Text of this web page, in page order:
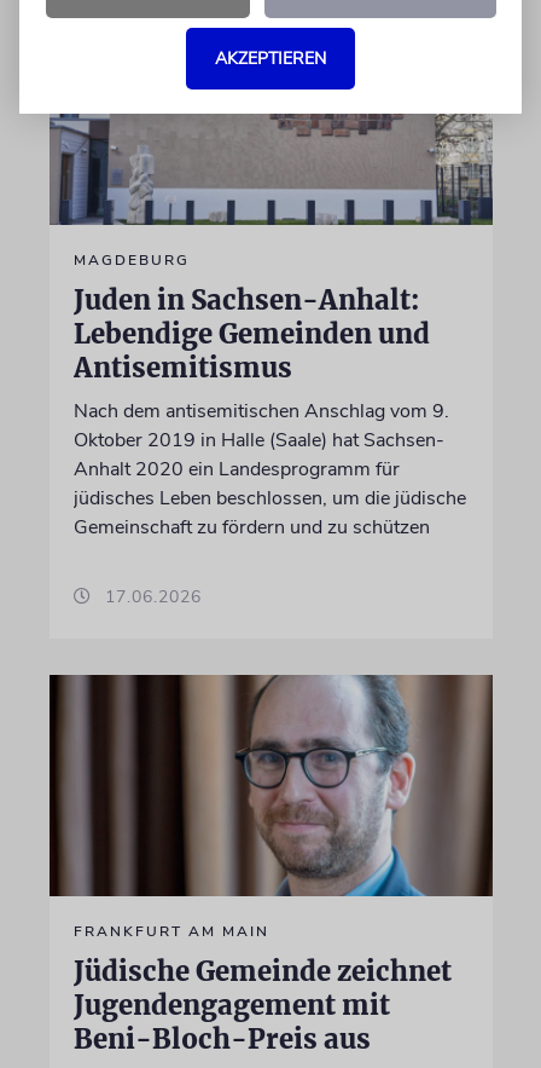
MAGDEBURG
Juden in Sachsen-Anhalt:
Lebendige Gemeinden und
Antisemitismus
Nach dem antisemitischen Anschlag vom 9.
Oktober 2019 in Halle (Saale) hat Sachsen-
Anhalt 2020 ein Landesprogramm für
jüdisches Leben beschlossen, um die jüdische
Gemeinschaft zu fördern und zu schützen
17.06.2026
FRANKFURT AM MAIN
Jüdische Gemeinde zeichnet
Jugendengagement mit
Beni-Bloch-Preis aus
AKZEPTIEREN